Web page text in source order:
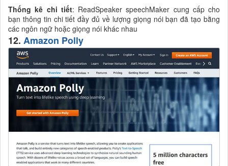
Thống kê chi tiết: ReadSpeaker speechMaker cung cấp cho
bạn thông tin chi tiết đầy đủ về lượng giọng nói bạn đã tạo bằng
các ngôn ngữ hoặc giọng nói khác nhau
12. Amazon Polly